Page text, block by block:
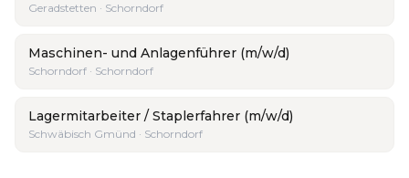
Geradstetten · Schorndorf
Maschinen- und Anlagenführer (m/w/d)
Schorndorf · Schorndorf
Lagermitarbeiter / Staplerfahrer (m/w/d)
Schwäbisch Gmünd · Schorndorf